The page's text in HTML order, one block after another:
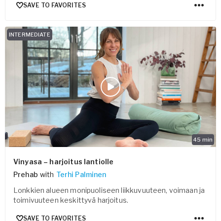
SAVE TO FAVORITES
45 min
INTERMEDIATE
Vinyasa – harjoitus lantiolle
Prehab with Terhi Palminen
Lonkkien alueen monipuoliseen liikkuvuuteen, voimaan ja
toimivuuteen keskittyvä harjoitus.
SAVE TO FAVORITES